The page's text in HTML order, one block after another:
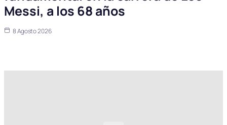
Messi, a los 68 años
8 Agosto 2026